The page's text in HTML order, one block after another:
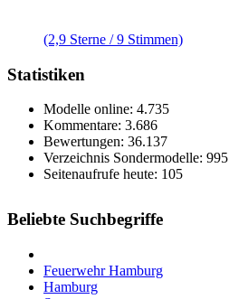
(2,9 Sterne / 9 Stimmen)
Statistiken
Modelle online: 4.735
Kommentare: 3.686
Bewertungen: 36.137
Verzeichnis Sondermodelle: 995
Seitenaufrufe heute: 105
Beliebte Suchbegriffe
Feuerwehr Hamburg
Hamburg